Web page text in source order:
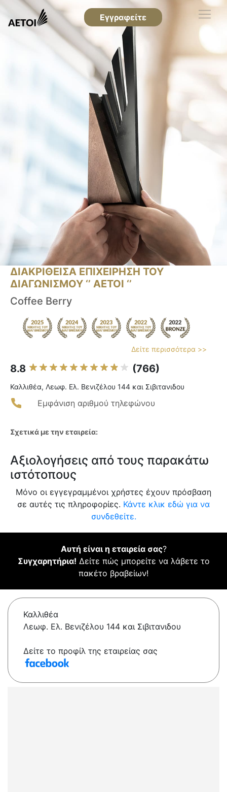
Εγγραφείτε
ΔΙΑΚΡΙΘΕΙΣΑ ΕΠΙΧΕΙΡΗΣΗ ΤΟΥ
ΔΙΑΓΩΝΙΣΜΟΥ ‘’ ΑΕΤΟΙ ‘’
Coffee Berry
Δείτε περισσότερα >>
8.8 (766)
Καλλιθέα, Λεωφ. Ελ. Βενιζέλου 144 και Σιβιτανιδου
Εμφάνιση αριθμού τηλεφώνου
Σχετικά με την εταιρεία:
Αξιολογήσεις από τους παρακάτω
ιστότοπους
Μόνο οι εγγεγραμμένοι χρήστες έχουν πρόσβαση
σε αυτές τις πληροφορίες. Κάντε κλικ εδώ για να
συνδεθείτε.
Αυτή είναι η εταιρεία σας?
Συγχαρητήρια! Δείτε πώς μπορείτε να λάβετε το
πακέτο βραβείων!
Καλλιθέα
Λεωφ. Ελ. Βενιζέλου 144 και Σιβιτανιδου
Δείτε το προφίλ της εταιρείας σας